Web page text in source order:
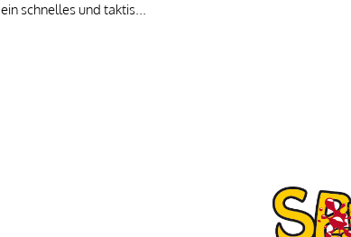
ein schnelles und taktis...